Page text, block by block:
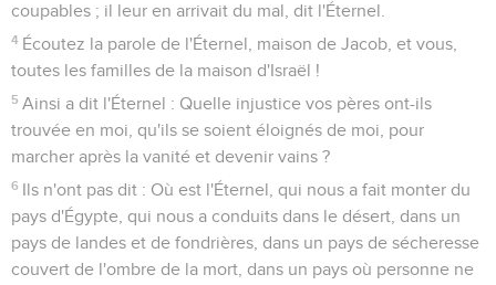
coupables ; il leur en arrivait du mal, dit l'Éternel.
4 Écoutez la parole de l'Éternel, maison de Jacob, et vous,
toutes les familles de la maison d'Israël !
5 Ainsi a dit l'Éternel : Quelle injustice vos pères ont-ils
trouvée en moi, qu'ils se soient éloignés de moi, pour
marcher après la vanité et devenir vains ?
6 Ils n'ont pas dit : Où est l'Éternel, qui nous a fait monter du
pays d'Égypte, qui nous a conduits dans le désert, dans un
pays de landes et de fondrières, dans un pays de sécheresse
couvert de l'ombre de la mort, dans un pays où personne ne